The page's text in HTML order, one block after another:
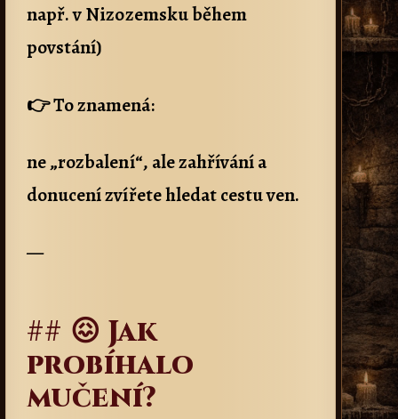
např. v Nizozemsku během
povstání)
👉 To znamená:
ne „rozbalení“, ale zahřívání a
donucení zvířete hledat cestu ven.
—
## 😖 Jak
probíhalo
mučení?